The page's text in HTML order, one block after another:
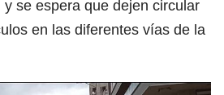
se espera que dejen circular
en las diferentes vías de la